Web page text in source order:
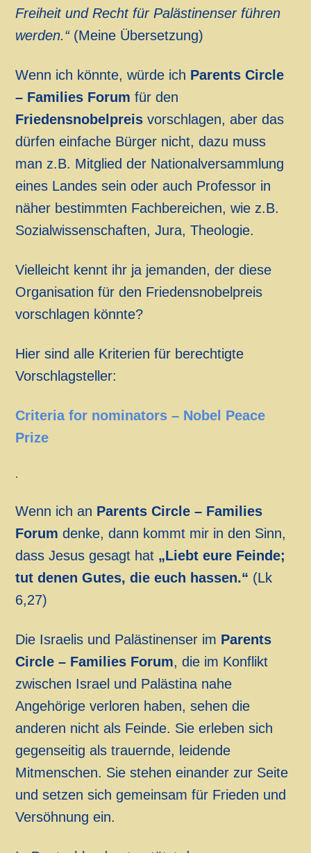
Freiheit und Recht für Palästinenser führen
werden.“(Meine Übersetzung)
Wenn ich könnte, würde ich Parents Circle
– Families Forumfür den
Friedensnobelpreis vorschlagen, aber das
dürfen einfache Bürger nicht, dazu muss
man z.B. Mitglied der Nationalversammlung
eines Landes sein oder auch Professor in
näher bestimmten Fachbereichen, wie z.B.
Sozialwissenschaften, Jura, Theologie.
Vielleicht kennt ihr ja jemanden, der diese
Organisation für den Friedensnobelpreis
vorschlagen könnte?
Hier sind alle Kriterien für berechtigte
Vorschlagsteller:
Criteria for nominators – Nobel Peace
Prize
.
Wenn ich an Parents Circle – Families
Forum denke, dann kommt mir in den Sinn,
dass Jesus gesagt hat „Liebt eure Feinde;
tut denen Gutes, die euch hassen.“ (Lk
6,27)
Die Israelis und Palästinenser im Parents
Circle – Families Forum, die im Konflikt
zwischen Israel und Palästina nahe
Angehörige verloren haben, sehen die
anderen nicht als Feinde. Sie erleben sich
gegenseitig als trauernde, leidende
Mitmenschen. Sie stehen einander zur Seite
und setzen sich gemeinsam für Frieden und
Versöhnung ein.